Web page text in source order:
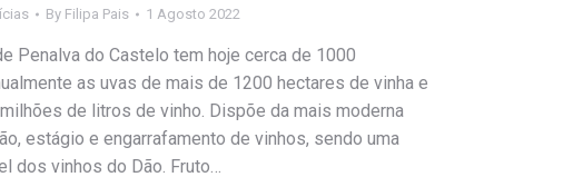
By Filipa Pais 1 Agosto 2022
Penalva do Castelo tem hoje cerca de 1000
as uvas de mais de 1200 hectares de vinha e
de litros de vinho. Dispõe da mais moderna
estágio e engarrafamento de vinhos, sendo uma
dos vinhos do Dão. Fruto…